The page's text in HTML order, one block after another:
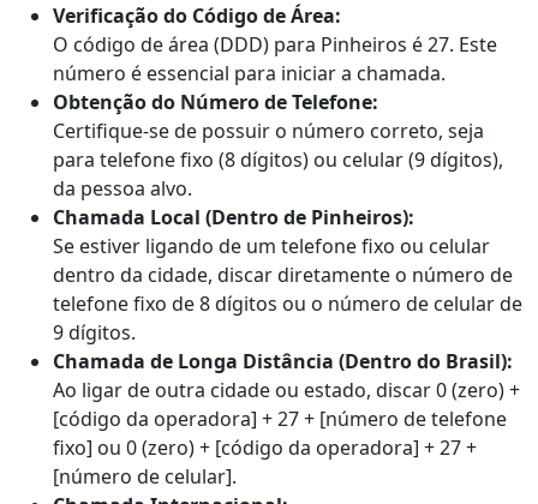
Verificação do Código de Área:
O código de área (DDD) para Pinheiros é 27. Este
número é essencial para iniciar a chamada.
Obtenção do Número de Telefone:
Certifique-se de possuir o número correto, seja
para telefone fixo (8 dígitos) ou celular (9 dígitos),
da pessoa alvo.
Chamada Local (Dentro de Pinheiros):
Se estiver ligando de um telefone fixo ou celular
dentro da cidade, discar diretamente o número de
telefone fixo de 8 dígitos ou o número de celular de
9 dígitos.
Chamada de Longa Distância (Dentro do Brasil):
Ao ligar de outra cidade ou estado, discar 0 (zero) +
[código da operadora] + 27 + [número de telefone
fixo] ou 0 (zero) + [código da operadora] + 27 +
[número de celular].